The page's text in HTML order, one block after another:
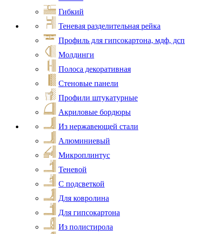
Гибкий
Теневая разделительная рейка
Профиль для гипсокартона, мдф, дсп
Молдинги
Полоса декоративная
Стеновые панели
Профили штукатурные
Акриловые бордюры
Из нержавеющей стали
Алюминиевый
Микроплинтус
Теневой
С подсветкой
Для ковролина
Для гипсокартона
Из полистирола